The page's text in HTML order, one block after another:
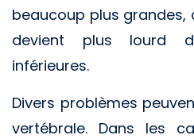
beaucoup plus
devient plus lourd
inférieures.
Divers problèmes
vertébrale. Dans les